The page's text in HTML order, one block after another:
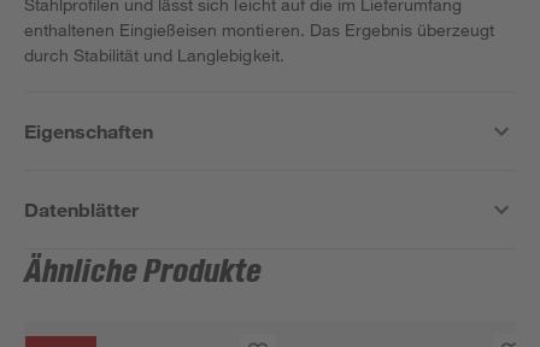
Stahlprofilen und lässt sich leicht auf die im Lieferumfang
enthaltenen Eingießeisen montieren. Das Ergebnis überzeugt
durch Stabilität und Langlebigkeit.
Eigenschaften
Datenblätter
Ähnliche Produkte